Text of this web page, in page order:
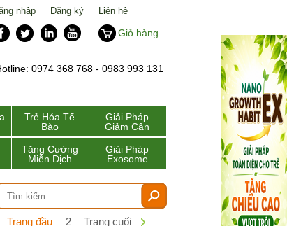
nhập Đăng ký
Liên hệ
Giỏ hàng
0974 368 768 - 0983 993 131
Trẻ Hóa Tế
Bào
Giải Pháp
Giảm Cân
Tăng Cường
Miễn Dịch
Giải Pháp
Exosome
Trang đầu 2 Trang cuối